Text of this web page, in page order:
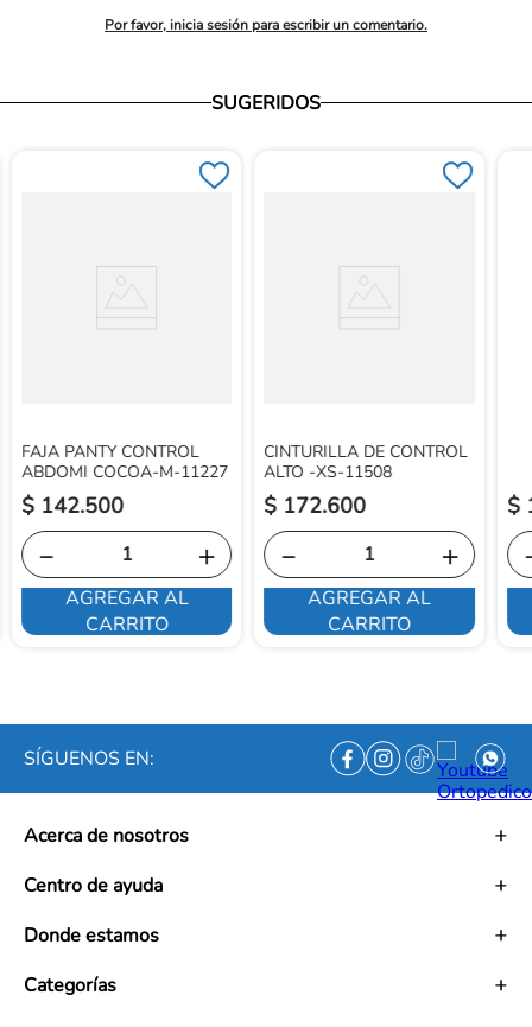
Por favor, inicia sesión para escribir un comentario.
SUGERIDOS
FAJA PANTY CONTROL
ABDOMI COCOA-M-11227
$ 142.500
＋
－
AGREGAR AL
CARRITO
CINTURILLA DE CONTROL
ALTO -XS-11508
$ 172.600
＋
－
AGREGAR AL
CARRITO
$
SÍGUENOS EN:
Acerca de nosotros
Misión
Trabaja con nosotros
Ética empresarial
Centro de ayuda
Políticas de tratamiento de datos personales
PQRS y Garantías
Donde estamos
Mapa de tiendas
Contacto
Categorías